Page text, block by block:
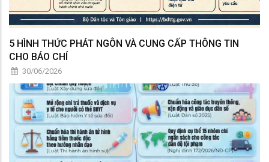
5 HÌNH THỨC PHÁT NGÔN VÀ CUNG CẤP THÔNG TIN
CHO BÁO CHÍ
30/06/2026